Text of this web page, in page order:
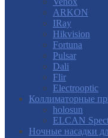
ARKON
IRay
Hikvision
Fortuna
Pulsar
Dali
Flir
Electrooptic
Коллиматорные
holosun
ELCAN
Ночные насадки